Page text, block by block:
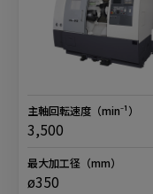
主軸回転速度 （min⁻¹）
3,500
最大加工径 （mm）
ø350